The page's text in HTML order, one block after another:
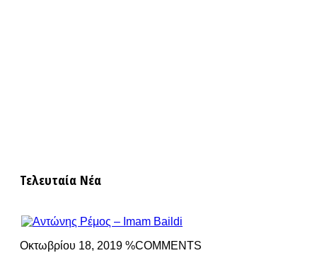
Τελευταία Νέα
Οκτωβρίου 18, 2019 %COMMENTS